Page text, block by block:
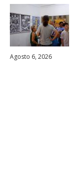
Agosto 6, 2026